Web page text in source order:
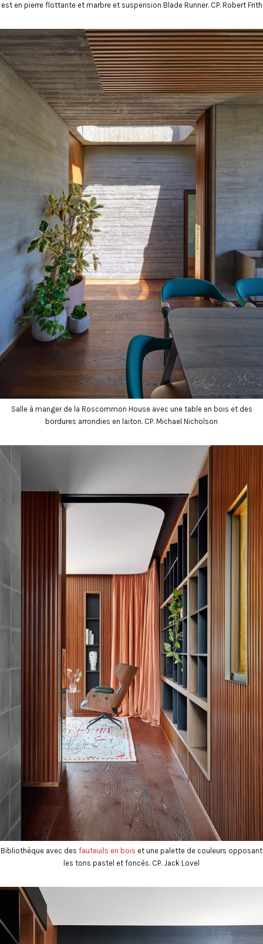
est en pierre flottante et marbre et suspension Blade Runner. CP. Robert Frith
Salle à manger de la Roscommon House avec une table en bois et des
bordures arrondies en laiton. CP. Michael Nicholson
Bibliothèque avec des fauteuils en bois et une palette de couleurs opposant
les tons pastel et foncés. CP. Jack Lovel